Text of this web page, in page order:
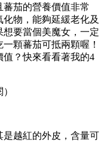
茄的營養價值非常
物，能夠延緩老化及
要當個美魔女，一定
顆蕃茄可抵兩顆喔！
？快來看看著我的4
越紅的外皮，含量可